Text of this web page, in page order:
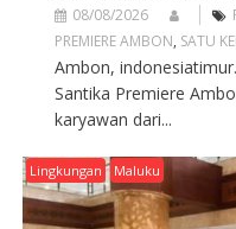
08/08/2026
PREMIERE AMBON, SATU
Ambon,
Santika Premiere
karyawan dari...
Lingkungan Maluku